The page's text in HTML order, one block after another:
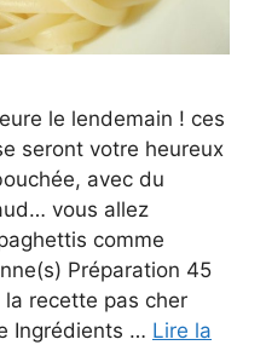
le lendemain ! ces
seront votre heureux
avec du
vous allez
comme
Préparation 45
recette pas cher
Ingrédients … Lire la